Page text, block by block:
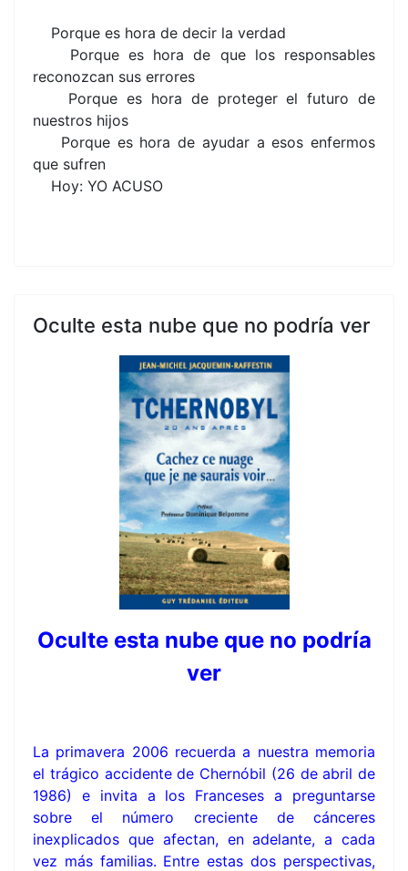
Porque es hora de decir la verdad
Porque es hora de que los responsables
reconozcan sus errores
Porque es hora de proteger el futuro de
nuestros hijos
Porque es hora de ayudar a esos enfermos
que sufren
Hoy: YO ACUSO
Oculte esta nube que no podría ver
Oculte esta nube que no podría
ver
La primavera 2006 recuerda a nuestra memoria
el trágico accidente de Chernóbil (26 de abril de
1986) e invita a los Franceses a preguntarse
sobre el número creciente de cánceres
inexplicados que afectan, en adelante, a cada
vez más familias. Entre estas dos perspectivas,